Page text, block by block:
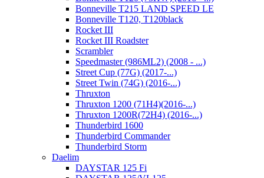
Bonneville T215 LAND SPEED LE
Bonneville T120, T120black
Rocket III
Rocket III Roadster
Scrambler
Speedmaster (986ML2) (2008 - ...)
Street Cup (77G) (2017-...)
Street Twin (74G) (2016-...)
Thruxton
Thruxton 1200 (71H4)(2016-...)
Thruxton 1200R(72H4) (2016-...)
Thunderbird 1600
Thunderbird Commander
Thunderbird Storm
Daelim
DAYSTAR 125 Fi